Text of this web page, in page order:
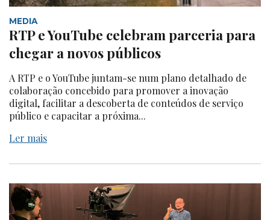
MEDIA
RTP e YouTube celebram parceria para
chegar a novos públicos
A RTP e o YouTube juntam-se num plano detalhado de
colaboração concebido para promover a inovação
digital, facilitar a descoberta de conteúdos de serviço
público e capacitar a próxima...
Ler mais